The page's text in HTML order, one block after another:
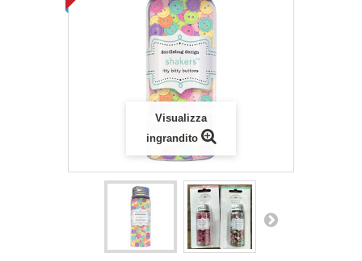
Visualizza
ingrandito